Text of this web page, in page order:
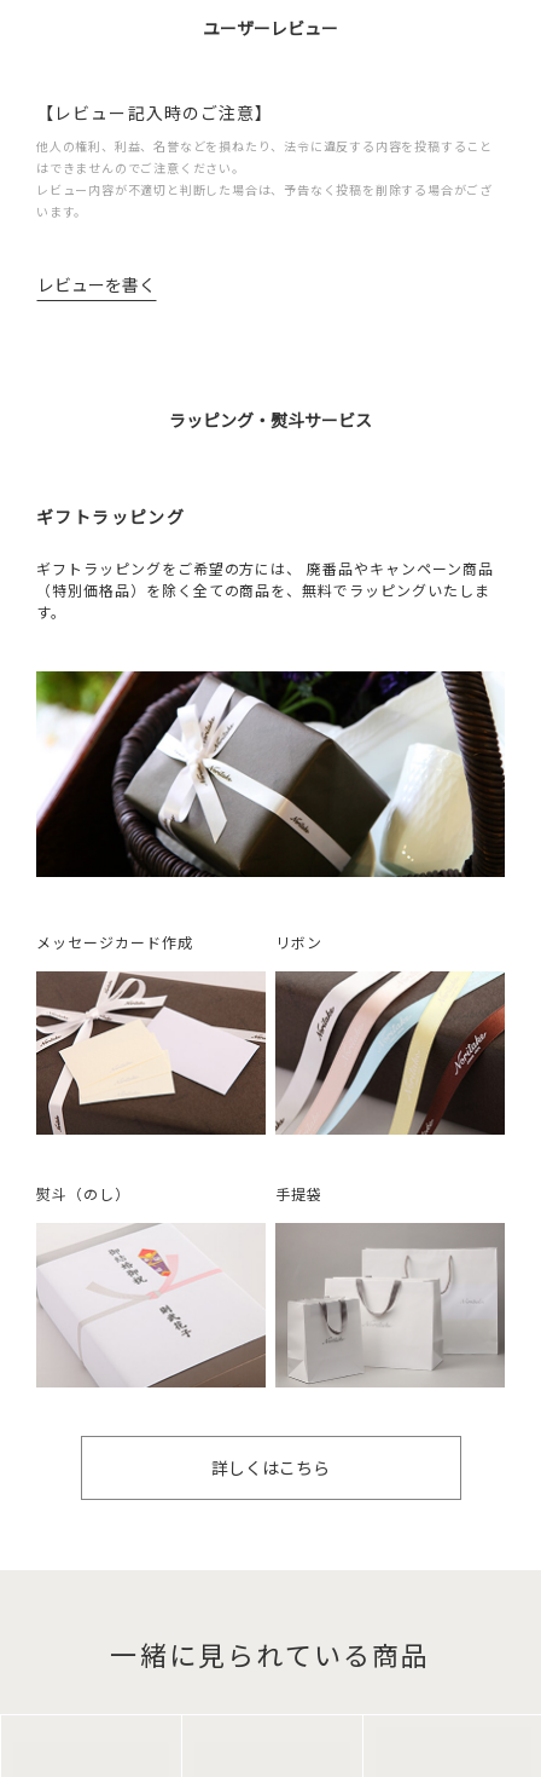
ユーザーレビュー
【レビュー記入時のご注意】
他人の権利、利益、名誉などを損ねたり、法令に違反する内容を投稿すること
はできませんのでご注意ください。
レビュー内容が不適切と判断した場合は、予告なく投稿を削除する場合がござ
います。
レビューを書く
ラッピング・熨斗サービス
ギフトラッピング
ギフトラッピングをご希望の方には、 廃番品やキャンペーン商品
（特別価格品）を除く全ての商品を、無料でラッピングいたしま
す。
メッセージカード作成 リボン
熨斗（のし） 手提袋
詳しくはこちら
一緒に見られている商品